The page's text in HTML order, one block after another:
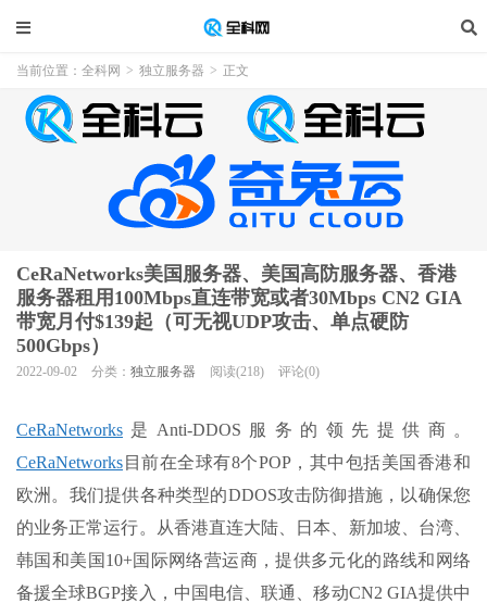
当前位置： 全科网 > 独立服务器 > 正文
CeRaNetworks美国服务器、美国高防服务器、香港
服务器租用100Mbps直连带宽或者30Mbps CN2 GIA
带宽月付$139起（可无视UDP攻击、单点硬防
500Gbps）
2022-09-02 分类： 独立服务器 阅读(218) 评论(0)
CeRaNetworks 是Anti-DDOS服务的领先提供商。
CeRaNetworks 目前在全球有8个POP，其中包括美国香港和
欧洲。我们提供各种类型的DDOS攻击防御措施，以确保您
的业务正常运行。从香港直连大陆、日本、新加坡、台湾、
韩国和美国10+国际网络营运商，提供多元化的路线和网络
备援全球BGP接入，中国电信、联通、移动CN2 GIA提供中